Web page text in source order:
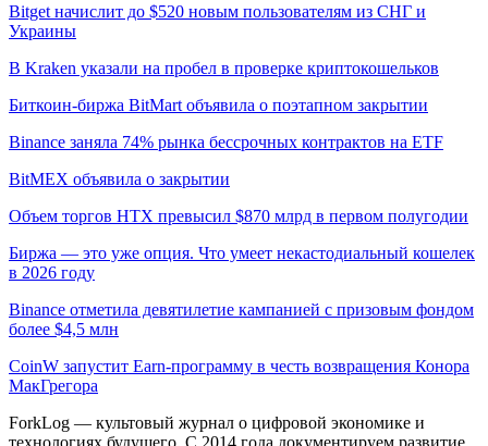
Bitget начислит до $520 новым пользователям из СНГ и
Украины
В Kraken указали на пробел в проверке криптокошельков
Биткоин-биржа BitMart объявила о поэтапном закрытии
Binance заняла 74% рынка бессрочных контрактов на ETF
BitMEX объявила о закрытии
Объем торгов HTX превысил $870 млрд в первом полугодии
Биржа — это уже опция. Что умеет некастодиальный кошелек
в 2026 году
Binance отметила девятилетие кампанией с призовым фондом
более $4,5 млн
CoinW запустит Earn-программу в честь возвращения Конора
МакГрегора
ForkLog — культовый журнал о цифровой экономике и
технологиях будущего. С 2014 года документируем развитие